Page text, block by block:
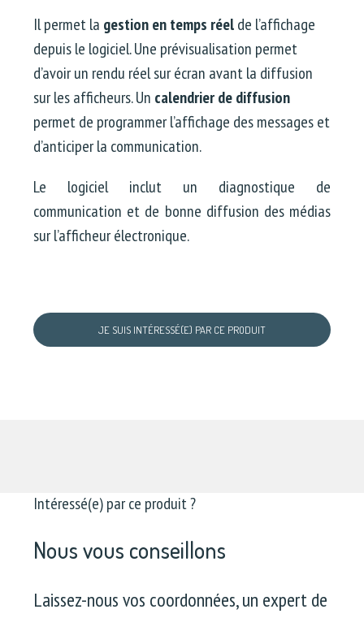
Il permet la gestion en temps réelde l’affichage
depuis le logiciel. Une prévisualisation permet
d’avoir un rendu réel sur écran avant la diffusion
sur les afficheurs. Un calendrier de diffusion
permet de programmer l’affichage des messages et
d’anticiper la communication.
Le logiciel inclut un diagnostique de
communication et de bonne diffusion des médias
sur l’afficheur électronique.
JE SUIS INTÉRESSÉ(E) PAR CE PRODUIT
Intéressé(e) par ce produit ?
Nous vous conseillons
Laissez-nous vos coordonnées, un expert de